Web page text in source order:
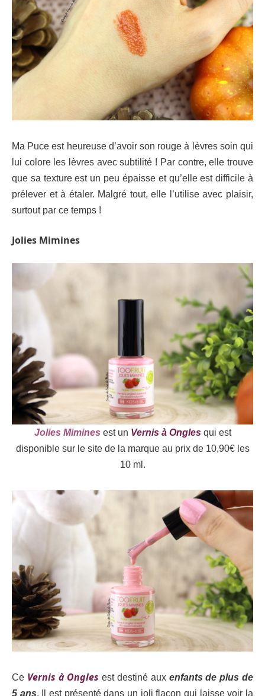
Ma Puce est heureuse d’avoir son rouge à lèvres soin qui
lui colore les lèvres avec subtilité ! Par contre, elle trouve
que sa texture est un peu épaisse et qu’elle est difficile à
prélever et à étaler. Malgré tout, elle l’utilise avec plaisir,
surtout par ce temps !
Jolies Mimines
Jolies Mimines est un Vernis à Onglesqui est
disponible sur le site de la marque au prix de 10,90€ les
10 ml.
Ce Vernis à Onglesest destiné aux enfants de plus de
5 ans. Il est présenté dans un joli flacon qui laisse voir la